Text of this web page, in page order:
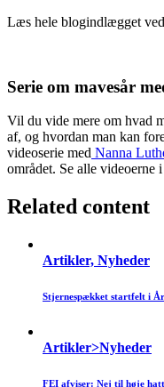
Læs hele blogindlægget
Serie om mavesår
Vil du vide mere om hvad
af, og hvordan man kan
videoserie med Nanna
området. Se alle videoerne
Related content
Artikler, Nyheder
Stjernespækket startfelt i
Artikler>Nyheder
FEI afviser: Nej til høje